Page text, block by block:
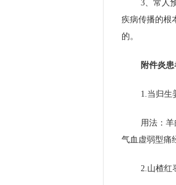
3、常人
疾病传播的根
的。
附件炎
1.当归生
用法：
气血虚弱型痛
2.山楂红